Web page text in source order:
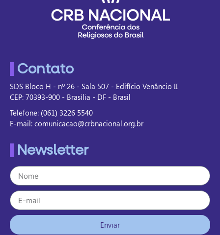
Contato
SDS Bloco H - nº 26 - Sala 507 - Edifício Venâncio II
CEP: 70393-900 - Brasília - DF - Brasil
Telefone: (061) 3226 5540
E-mail: comunicacao@crbnacional.org.br
Newsletter
Enviar